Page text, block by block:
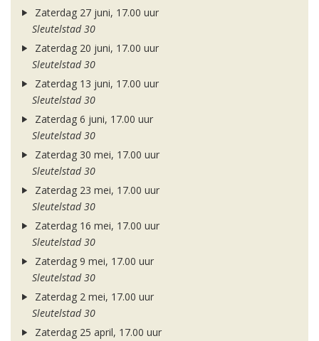
Zaterdag 27 juni, 17.00 uur
Sleutelstad 30
Zaterdag 20 juni, 17.00 uur
Sleutelstad 30
Zaterdag 13 juni, 17.00 uur
Sleutelstad 30
Zaterdag 6 juni, 17.00 uur
Sleutelstad 30
Zaterdag 30 mei, 17.00 uur
Sleutelstad 30
Zaterdag 23 mei, 17.00 uur
Sleutelstad 30
Zaterdag 16 mei, 17.00 uur
Sleutelstad 30
Zaterdag 9 mei, 17.00 uur
Sleutelstad 30
Zaterdag 2 mei, 17.00 uur
Sleutelstad 30
Zaterdag 25 april, 17.00 uur